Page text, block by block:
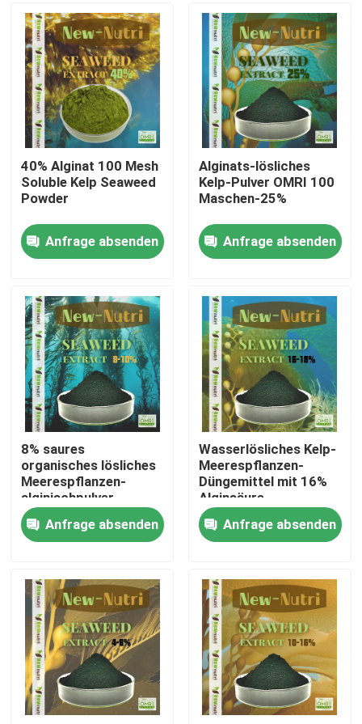
Nach Hause
Über uns
Kontakte
Produkte
Saures organisches Humindüngemittel
Aminosäure-organisches Düngemittel
Kalium-Humate-Düngemittel
Meerespflanzen-Auszug-Pulver-Düngemittel
Saures Pulver Fulvic
40% Alginat 100 Mesh
Soluble Kelp Seaweed
Powder
Anfrage absenden
Alginats-lösliches
Kelp-Pulver OMRI 100
Maschen-25%
Anfrage absenden
8% saures
organisches lösliches
Meerespflanzen-
alginischpulver
Anfrage absenden
Wasserlösliches Kelp-
Meerespflanzen-
Düngemittel mit 16%
Alginsäure
Anfrage absenden